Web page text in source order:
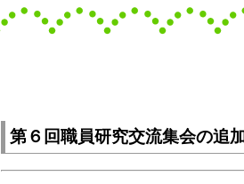
第６回職員研究交流集会の追